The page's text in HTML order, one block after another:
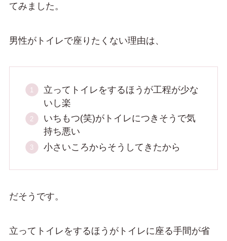
てみました。
男性がトイレで座りたくない理由は、
立ってトイレをするほうが工程が少な
いし楽
いちもつ(笑)がトイレにつきそうで気
持ち悪い
小さいころからそうしてきたから
だそうです。
立ってトイレをするほうがトイレに座る手間が省